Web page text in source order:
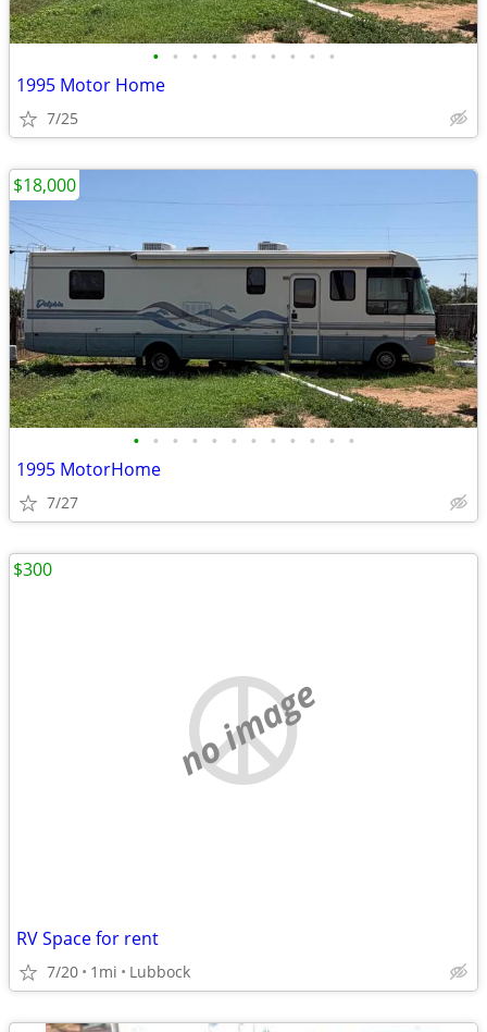
• • • • • • • • • •
1995 Motor Home
7/25
• • • • • • • • • • • •
1995 MotorHome
7/27
$18,000
no image
RV Space for rent
7/20 1mi Lubbock
$300